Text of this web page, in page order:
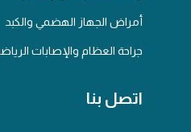
أمراض الجهاز الهضمي والكبد
جراحة العظام والإصابات
اتصل بنا